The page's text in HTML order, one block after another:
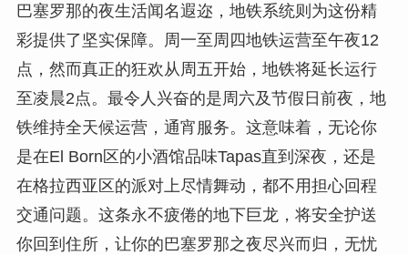
巴塞罗那的夜生活闻名遐迩，地铁系统则为这份精
彩提供了坚实保障。周一至周四地铁运营至午夜12
点，然而真正的狂欢从周五开始，地铁将延长运行
至凌晨2点。最令人兴奋的是周六及节假日前夜，地
铁维持全天候运营，通宵服务。这意味着，无论你
是在El Born区的小酒馆品味Tapas直到深夜，还是
在格拉西亚区的派对上尽情舞动，都不用担心回程
交通问题。这条永不疲倦的地下巨龙，将安全护送
你回到住所，让你的巴塞罗那之夜尽兴而归，无忧